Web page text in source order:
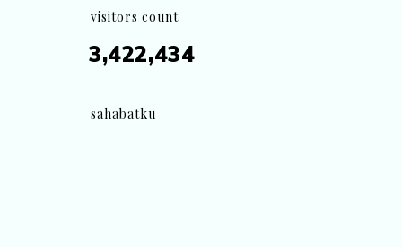
visitors count
3,422,434
sahabatku